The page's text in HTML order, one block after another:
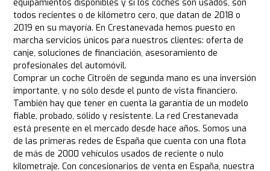
equipamientos disponibles y si los coches son usados, son
todos recientes o de kilómetro cero, que datan de 2018 o
2019 en su mayoría. En Crestanevada hemos puesto en
marcha servicios únicos para nuestros clientes: oferta de
canje, soluciones de financiación, asesoramiento de
profesionales del automóvil.
Comprar un coche Citroën de segunda mano es una inversión
importante, y no sólo desde el punto de vista financiero.
También hay que tener en cuenta la garantía de un modelo
fiable, probado, sólido y resistente. La red Crestanevada
está presente en el mercado desde hace años. Somos una
de las primeras redes de España que cuenta con una flota
de más de 2000 vehículos usados de reciente o nulo
kilometraje. Con concesionarios de venta en España, nuestra